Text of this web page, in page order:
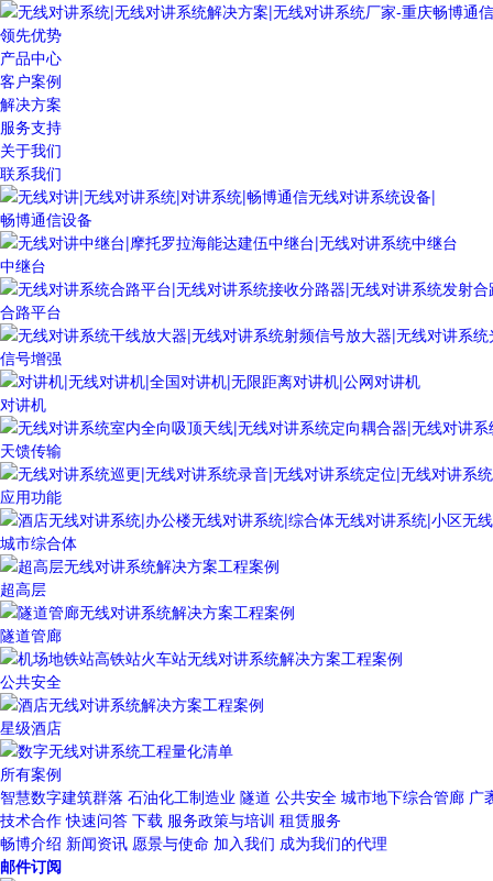
领先优势
产品中心
客户案例
解决方案
服务支持
关于我们
联系我们
畅博通信设备
中继台
合路平台
信号增强
对讲机
天馈传输
应用功能
城市综合体
超高层
隧道管廊
公共安全
星级酒店
所有案例
智慧数字建筑群落 石油化工制造业 隧道 公共安全 城市地下综合管廊 广
技术合作 快速问答 下载 服务政策与培训 租赁服务
畅博介绍 新闻资讯 愿景与使命 加入我们 成为我们的代理
邮件订阅